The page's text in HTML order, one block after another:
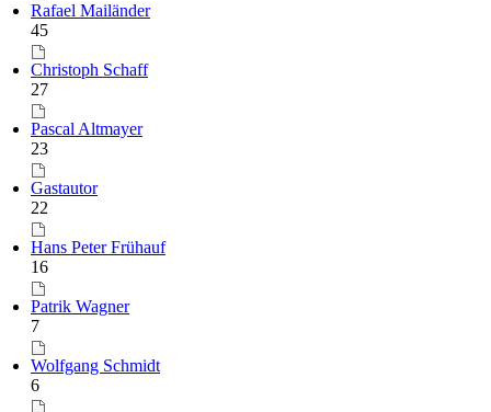
Rafael Mailänder
45
Christoph Schaff
27
Pascal Altmayer
23
Gastautor
22
Hans Peter Frühauf
16
Patrik Wagner
7
Wolfgang Schmidt
6